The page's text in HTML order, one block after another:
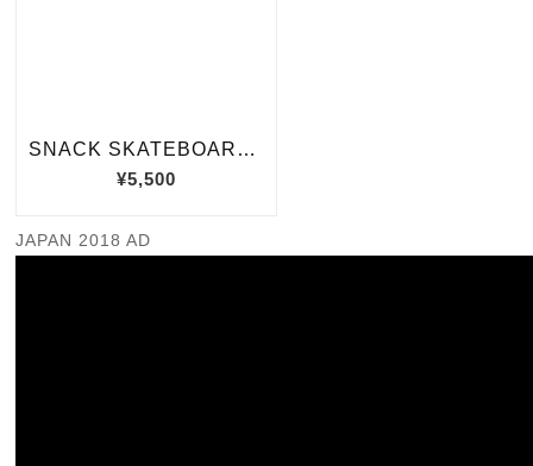
JAPAN 2018 AD